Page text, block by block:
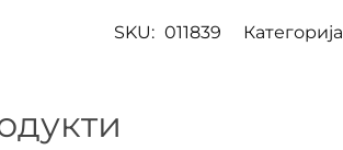
SKU: 011839 Категорија